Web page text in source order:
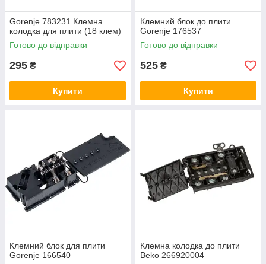
Gorenje 783231 Клемна
колодка для плити (18 клем)
Готово до відправки
295 ₴
Купити
Клемний блок до плити
Gorenje 176537
Готово до відправки
525 ₴
Купити
Клемний блок для плити
Gorenje 166540
Клемна колодка до плити
Beko 266920004